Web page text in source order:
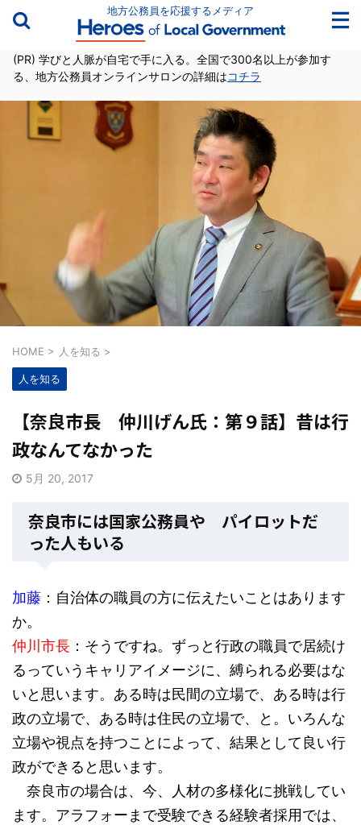
地方公務員を応援するメディア
(PR) 学びと人脈が自宅で手に入る。全国で300名以上が参加す
る、地方公務員オンラインサロンの詳細はコチラ
HOME > 人を知る >
人を知る
【奈良市長 仲川げん氏：第９話】昔は行
政なんてなかった
5月 20, 2017
奈良市には国家公務員や パイロットだ
った人もいる
加藤 ：自治体の職員の方に伝えたいことはあります
か。
仲川市長 ：そうですね。ずっと行政の職員で居続け
るっていうキャリアイメージに、縛られる必要はな
いと思います。ある時は民間の立場で、ある時は行
政の立場で、ある時は住民の立場で、と。いろんな
立場や視点を持つことによって、結果として良い行
政ができると思います。
奈良市の場合は、今、人材の多様化に挑戦してい
ます。アラフォーまで受験できる経験者採用では、